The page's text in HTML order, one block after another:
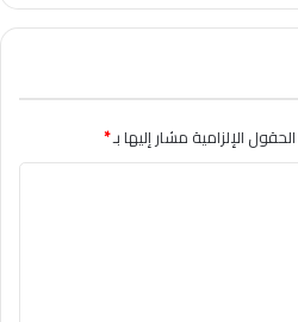
الحقول الإلزامية مشار إليها بـ*